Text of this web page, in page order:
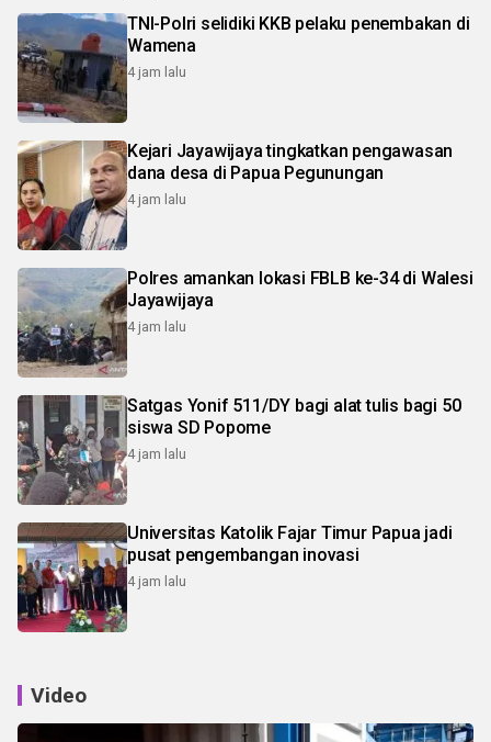
TNI-Polri selidiki KKB pelaku penembakan di
Wamena
4 jam lalu
Kejari Jayawijaya tingkatkan pengawasan
dana desa di Papua Pegunungan
4 jam lalu
Polres amankan lokasi FBLB ke-34 di Walesi
Jayawijaya
4 jam lalu
Satgas Yonif 511/DY bagi alat tulis bagi 50
siswa SD Popome
4 jam lalu
Universitas Katolik Fajar Timur Papua jadi
pusat pengembangan inovasi
4 jam lalu
Video